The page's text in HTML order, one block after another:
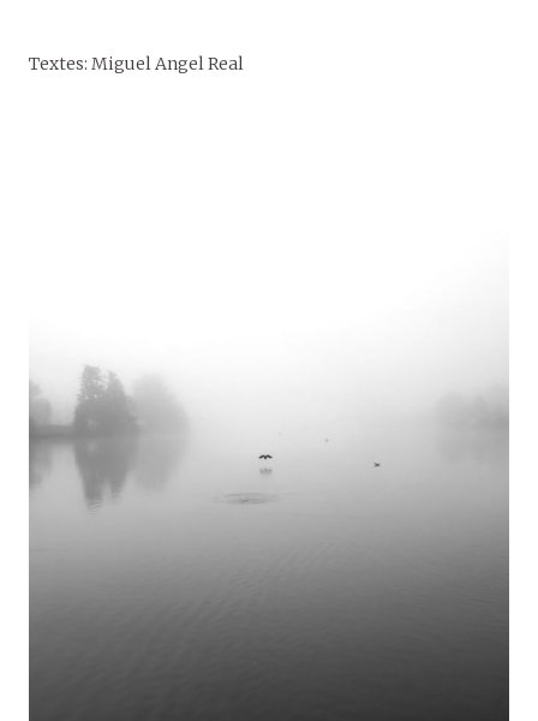
Textes: Miguel Angel Real